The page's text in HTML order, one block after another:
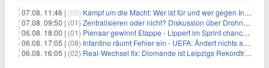
07.08. 11:46 | (00) Kampf um die Macht: Wer ist für und wer gegen Infantino?
07.08. 09:50 | (01) Zentralisieren oder nicht? Diskussion über Drohnenabwehr
06.08. 18:00 | (01) Pienaar gewinnt Etappe - Lippert im Sprint chancenlos
06.08. 17:05 | (08) Infantino räumt Fehler ein - UEFA: Ändert nichts an Boykott
06.08. 16:05 | (02) Real-Wechsel fix: Diomande ist Leipzigs Rekordtransfer